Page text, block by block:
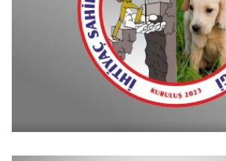
DERNEĞİ